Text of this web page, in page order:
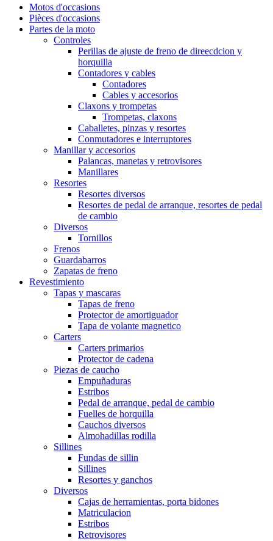
Motos d'occasions
Pièces d'occasions
Partes de la moto
Controles
Perillas de ajuste de freno de direecdcion y
horquilla
Contadores y cables
Contadores
Cables y accesorios
Claxons y trompetas
Trompetas, claxons
Caballetes, pinzas y resortes
Conmutadores e interruptores
Manillar y accesorios
Palancas, manetas y retrovisores
Manillares
Resortes
Resortes diversos
Resortes de pedal de arranque, resortes de pedal
de cambio
Diversos
Tornillos
Frenos
Guardabarros
Zapatas de freno
Revestimiento
Tapas y mascaras
Tapas de freno
Protector de amortiguador
Tapa de volante magnetico
Carters
Carters primarios
Protector de cadena
Piezas de caucho
Empuñaduras
Estribos
Pedal de arranque, pedal de cambio
Fuelles de horquilla
Cauchos diversos
Almohadillas rodilla
Sillines
Fundas de sillin
Sillines
Resortes y ganchos
Diversos
Cajas de herramientas, porta bidones
Matriculacion
Estribos
Retrovisores